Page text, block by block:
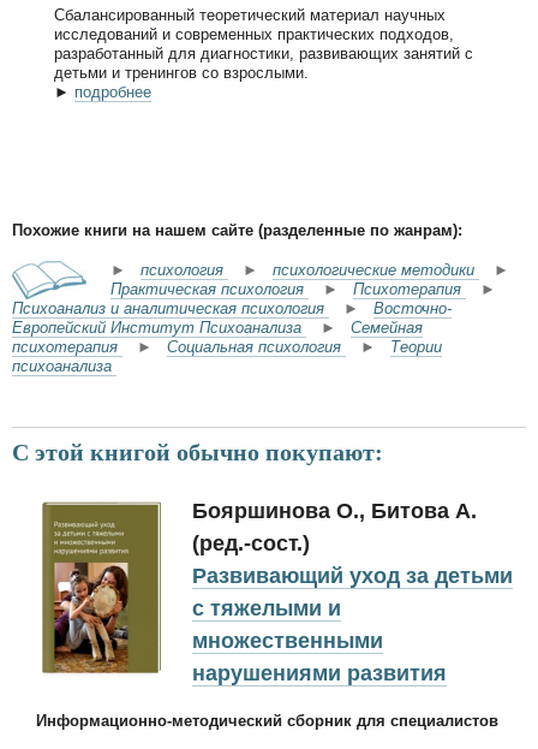
Сбалансированный теоретический материал научных
исследований и современных практических подходов,
разработанный для диагностики, развивающих занятий с
детьми и тренингов со взрослыми.
► подробнее
Похожие книги на нашем сайте (разделенные по жанрам):
► психология ► психологические методики
►
Практическая психология
► Психотерапия
►
Психоанализ и аналитическая психология
► Восточно-
Европейский Институт Психоанализа
► Семейная
психотерапия
► Социальная психология ► Теории
психоанализа
С этой книгой обычно покупают:
Бояршинова О., Битова А.
(ред.-сост.)
Развивающий уход за детьми
с тяжелыми и
множественными
нарушениями развития
Информационно-методический сборник для специалистов